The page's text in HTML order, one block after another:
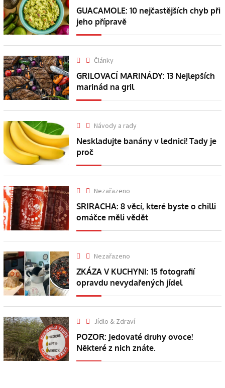
GUACAMOLE: 10 nejčastějších chyb při
jeho přípravě
Články
GRILOVACÍ MARINÁDY: 13 Nejlepších
marinád na gril
Návody a rady
Neskladujte banány v lednici! Tady je
proč
Nezařazeno
SRIRACHA: 8 věcí, které byste o chilli
omáčce měli vědět
Nezařazeno
ZKÁZA V KUCHYNI: 15 fotografií
opravdu nevydařených jídel
Jídlo & Zdraví
POZOR: Jedovaté druhy ovoce!
Některé z nich znáte.